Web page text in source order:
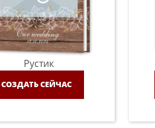
Рустик
СОЗДАТЬ СЕЙЧАС